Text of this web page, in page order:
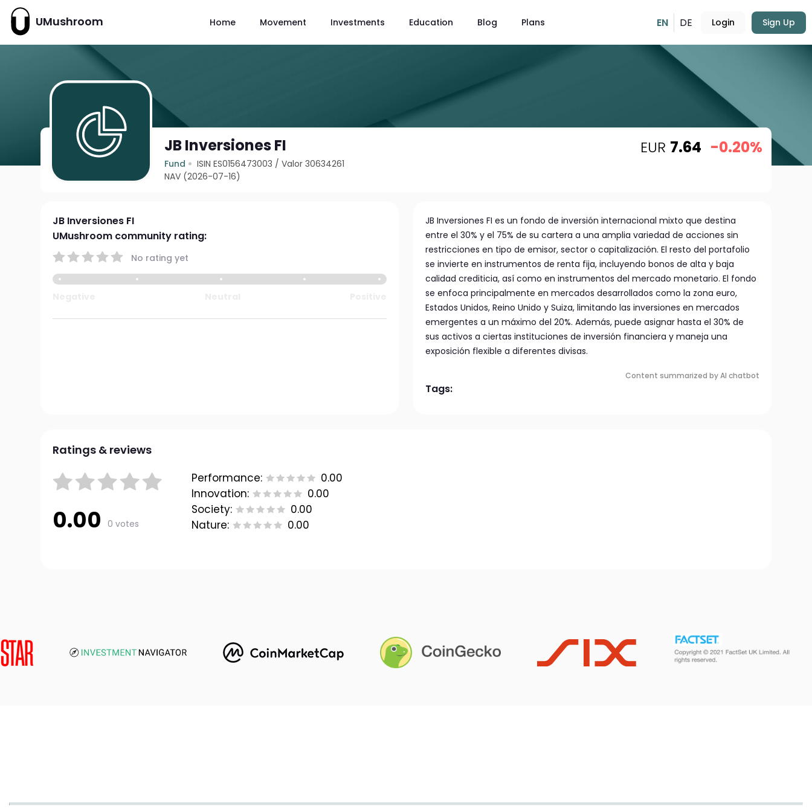
UMushroom Home Movement Investments Education Blog Plans EN DE Login Sign Up
JB Inversiones FI
Fund ISIN ES0156473003 /Valor 30634261
NAV (2026-07-16)
EUR 7.64 -0.20%
JB Inversiones FI
UMushroom community rating:
No rating yet
JB Inversiones FI es un fondo de inversión internacional mixto que destina
entre el 30% y el 75% de su cartera a una amplia variedad de acciones sin
restricciones en tipo de emisor, sector o capitalización. El resto del portafolio
se invierte en instrumentos de renta fija, incluyendo bonos de alta y baja
calidad crediticia, así como en instrumentos del mercado monetario. El fondo
se enfoca principalmente en mercados desarrollados como la zona euro,
Estados Unidos, Reino Unido y Suiza, limitando las inversiones en mercados
emergentes a un máximo del 20%. Además, puede asignar hasta el 30% de
sus activos a ciertas instituciones de inversión financiera y maneja una
exposición flexible a diferentes divisas.
Content summarized by AI chatbot
Tags:
Ratings & reviews
0.00 0 votes
Performance:
0.00
Innovation:
0.00
Society:
0.00
Nature:
0.00